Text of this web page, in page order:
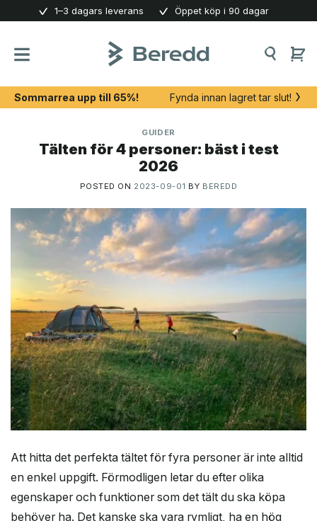
content
1–3 dagars leverans Öppet köp i 90 dagar
Sommarrea upp till 65%! Fynda innan lagret tar slut!
GUIDER
Tälten för 4 personer: bäst i test
2026
POSTED ON 2023-09-01 BY BEREDD
Att hitta det perfekta tältet för fyra personer är inte alltid
en enkel uppgift. Förmodligen letar du efter olika
egenskaper och funktioner som det tält du ska köpa
behöver ha. Det kanske ska vara rymligt, ha en hög